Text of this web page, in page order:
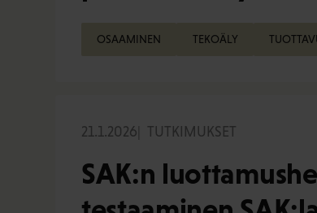
OSAAMINEN TEKOÄLY
21.1.2026 TUTKIMUKSET
SAK:n